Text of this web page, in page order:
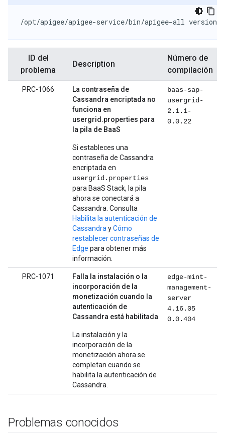
/opt/apigee/apigee-service/bin/apigee-all version
ID del
problema
Description
Número de
compilación
PRC-1066
La contraseña de
Cassandra encriptada no
funciona en
usergrid.properties para
la pila de BaaS
Si estableces una
contraseña de Cassandra
encriptada en
usergrid.properties
para BaaS Stack, la pila
ahora se conectará a
Cassandra. Consulta
Habilita la autenticación de
Cassandra yCómo
restablecer contraseñas de
Edge para obtener más
información.
baas-sap-
usergrid-
2.1.1-
0.0.22
PRC-1071
Falla la instalación o la
incorporación de la
monetización cuando la
autenticación de
Cassandra está habilitada
La instalación y la
incorporación de la
monetización ahora se
completan cuando se
habilita la autenticación de
Cassandra.
edge-mint-
management-
server
4.16.05
0.0.404
Problemas conocidos